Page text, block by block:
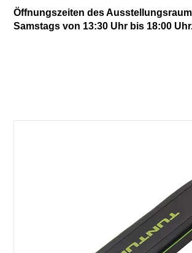
Öffnungszeiten des
Samstags von 13:30 Uhr bis 18:00